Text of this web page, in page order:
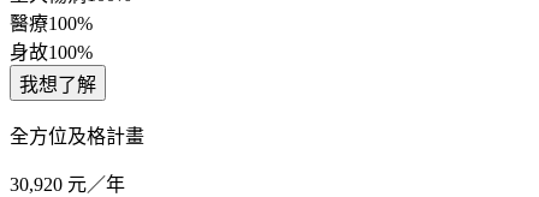
醫療100%
身故100%
我想了解
全方位及格計畫
30,920 元／年